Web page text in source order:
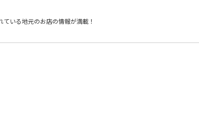
ている地元のお店の情報が満載！